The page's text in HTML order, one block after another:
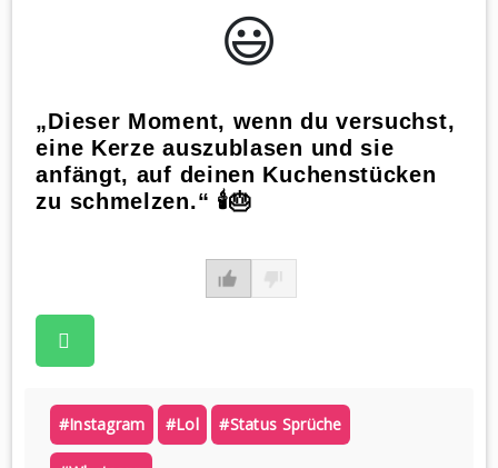
😃️
„Dieser Moment, wenn du versuchst,
eine Kerze auszublasen und sie
anfängt, auf deinen Kuchenstücken
zu schmelzen.“ 🕯️🎂
#instagram #lol #status Sprüche